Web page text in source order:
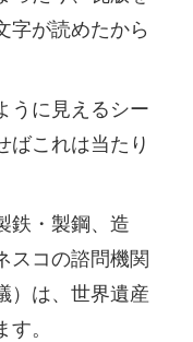
字が読めたから
うに見えるシー
ばこれは当たり
鉄・製鋼、造
スコの諮問機関
）は、世界遺産
。